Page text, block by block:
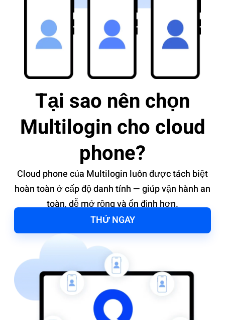
Tại sao nên chọn
Multilogin cho cloud
phone?
Cloud phone của Multilogin luôn được tách biệt
hoàn toàn ở cấp độ danh tính — giúp vận hành an
toàn, dễ mở rộng và ổn định hơn.
THỬ NGAY